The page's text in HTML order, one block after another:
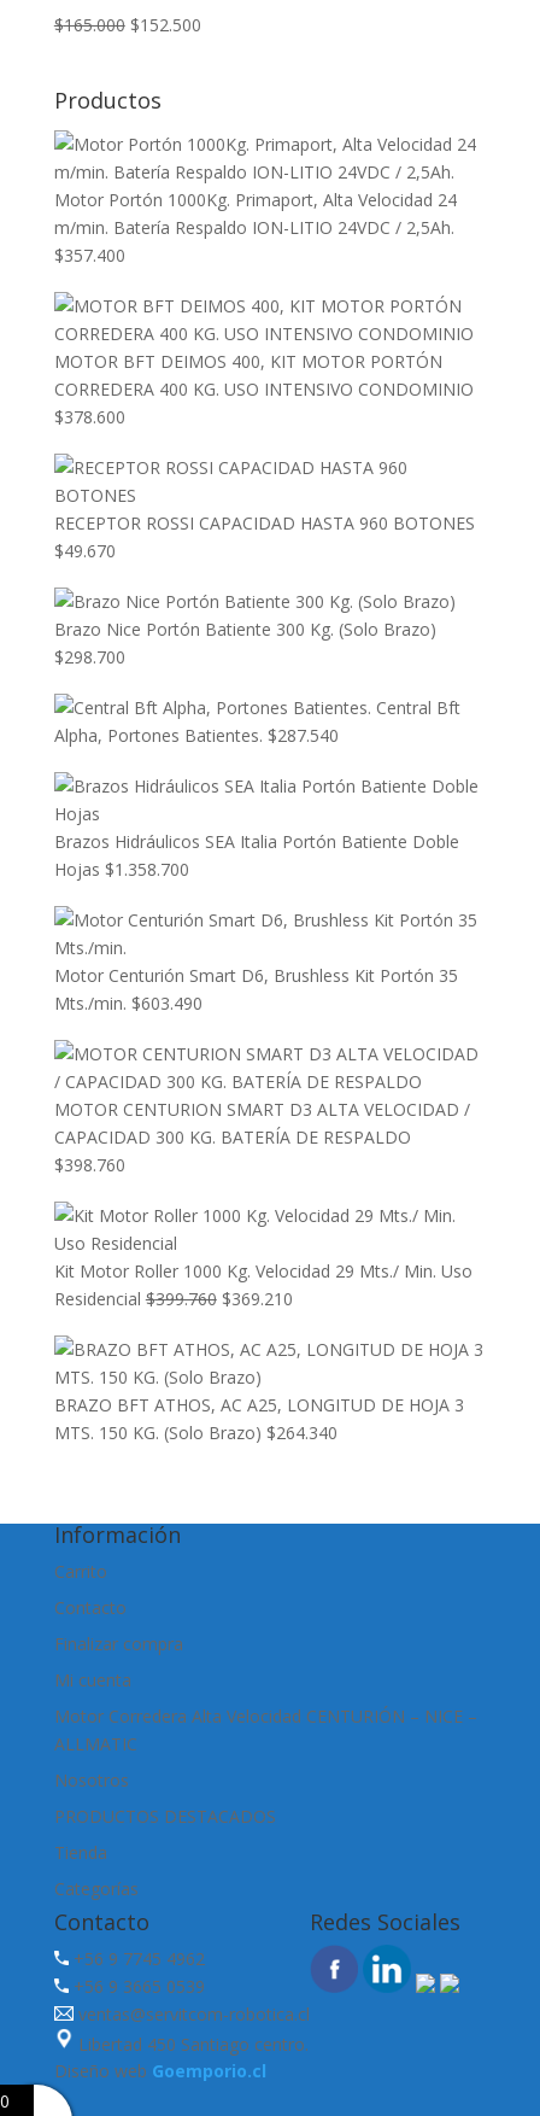
$165.000 El
era:
$165.000.
$152.500El
$152.500.
Productos
Motor Portón 1000Kg. Primaport, Alta Velocidad 24
m/min. Batería Respaldo ION-LITIO 24VDC / 2,5Ah.
$357.400
MOTOR BFT DEIMOS 400, KIT MOTOR PORTÓN
CORREDERA 400 KG. USO INTENSIVO CONDOMINIO
$378.600
RECEPTOR ROSSI CAPACIDAD HASTA 960 BOTONES
$49.670
Brazo Nice Portón Batiente 300 Kg. (Solo Brazo)
$298.700
Central Bft
Alpha, Portones Batientes. $287.540
Brazos Hidráulicos SEA Italia Portón Batiente Doble
Hojas $1.358.700
Motor Centurión Smart D6, Brushless Kit Portón 35
Mts./min. $603.490
MOTOR CENTURION SMART D3 ALTA VELOCIDAD /
CAPACIDAD 300 KG. BATERÍA DE RESPALDO
$398.760
Kit Motor Roller 1000 Kg. Velocidad 29 Mts./ Min. Uso
Residencial $399.760 El
original
era:
$399.760.
$369.210El
actual
$369.210.
BRAZO BFT ATHOS, AC A25, LONGITUD DE HOJA 3
MTS. 150 KG. (Solo Brazo) $264.340
Información
Carrito
Contacto
Finalizar compra
Mi cuenta
Motor Corredera Alta Velocidad CENTURIÓN – NICE –
ALLMATIC
Nosotros
PRODUCTOS DESTACADOS
Tienda
Categorías
Contacto
+56 9 7745 4962
+56 9 3665 0539
ventas@servitcom-robotica.cl
Libertad 450 Santiago centro.
Redes Sociales
Diseño web Goemporio.cl
0